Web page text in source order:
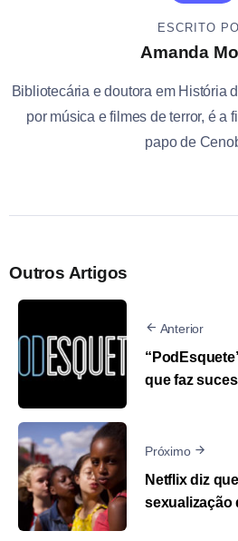
ESCRITO
Amanda
Bibliotecária e doutora em História
por música e filmes de terror, é a
papo de
Outros Artigos
Anterior
que faz
Próximo
Netflix diz
sexualização